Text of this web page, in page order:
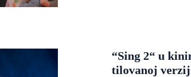
“Sing 2“ u
tilovanoj